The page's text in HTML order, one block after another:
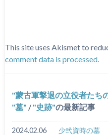
This site uses Akismet to
comment data is processed.
蒙古軍撃退の立役者たち
墓 / 史跡 の最新記事
2024.02.06 少弐資時の墓